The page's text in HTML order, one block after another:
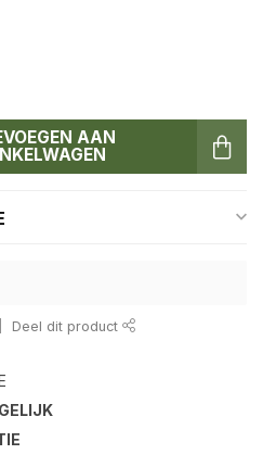
AAN
Deel dit product